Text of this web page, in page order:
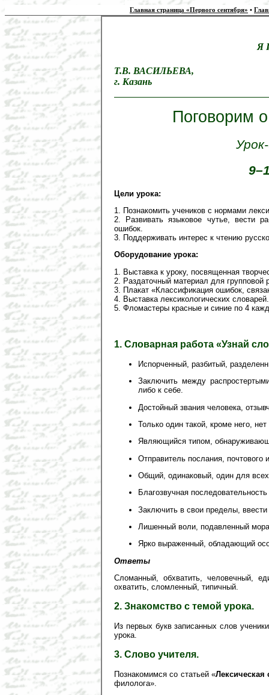
Главная страница «Первого сентября» •
Я
Т.В. ВАСИЛЬЕВА,
г. Казань
Поговорим
Цели урока:
1. Познакомить учеников с нормами
2. Развивать языковое чутье, вести
ошибок.
3. Поддерживать интерес к чтению
Оборудование урока:
1. Выставка к уроку, посвященная
2. Раздаточный материал для групповой
3. Плакат «Классификация ошибок,
4. Выставка лексикологических словарей.
5. Фломастеры красные и синие по 4
1. Словарная работа «Узнай
Испорченный, разбитый,
Заключить между
либо к себе.
Достойный звания человека,
Только один такой, кроме него, нет
Являющийся типом,
Отправитель послания, почтового
Общий, одинаковый, один для
Благозвучная
Заключить в свои пределы, ввести
Лишенный воли, подавленный
Ярко выраженный, обладающий
Ответы
Сломанный, обхватить, человечный,
охватить, сломленный, типичный.
2. Знакомство с темой урока.
Из первых букв записанных слов
урока.
3. Слово учителя.
Познакомимся со статьей «Лексическая
филолога».